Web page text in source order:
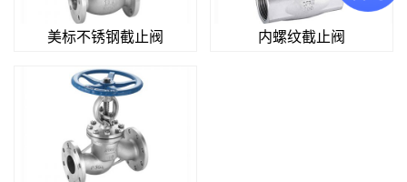
美标不锈钢截止阀 内螺纹截止阀